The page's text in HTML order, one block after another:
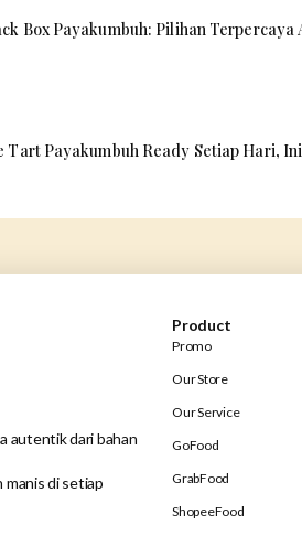
Box Payakumbuh: Pilihan Terpercaya
Tart Payakumbuh Ready Setiap Hari,
autentik dari bahan
di setiap
Product
Promo
Our Store
Our Service
GoFood
GrabFood
ShopeeFood